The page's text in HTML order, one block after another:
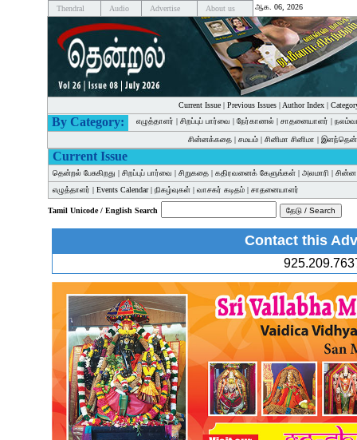
Thendral Audio Advertise About us ஆக. 06, 2026
Current Issue| Previous Issues| Author Index|
By Category: எழுத்தாளர் | சிறப்புப் பார்வை | நேர்காணல் | சாதனையாளர் |
சின்னக்கதை | சமயம் | சினிமா சினிமா |
Current Issue
தென்றல் பேசுகிறது | சிறப்புப் பார்வை | சிறுகதை | கதிரவனைக் கேளுங்கள் | அலமாரி |
எழுத்தாளர் | Events Calendar| நிகழ்வுகள் | வாசகர் கடிதம் | சாதனையாளர்
Tamil Unicode / English Search
Contact this